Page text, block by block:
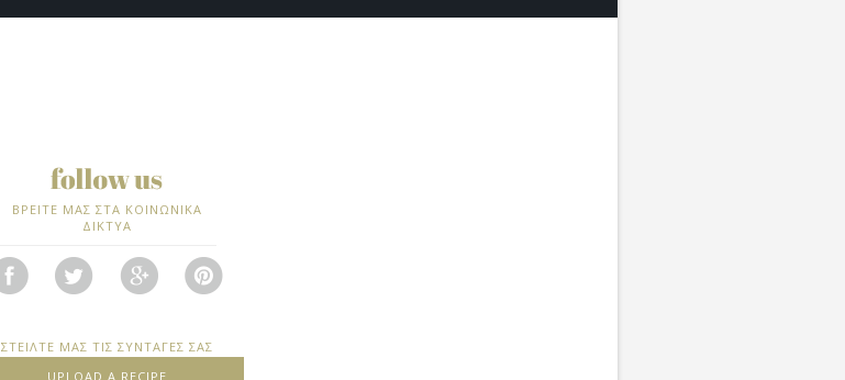
ΒΡΕΙΤΕ ΜΑΣ ΣΤΑ ΚΟΙΝΩΝΙΚΑ
ΔΙΚΤΥΑ
ΣΤΕΙΛΤΕ ΜΑΣ ΤΙΣ ΣΥΝΤΑΓΕΣ ΣΑΣ
UPLOAD A RECIPE